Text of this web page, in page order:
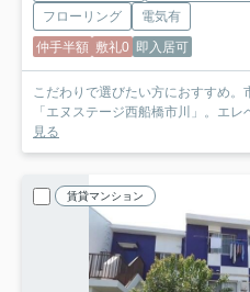
フローリング
電気有
仲手半額 敷礼0 即入居可
こだわりで選びたい方におすすめ
「エヌステージ西船橋市川」。エ
見る
賃貸マンション